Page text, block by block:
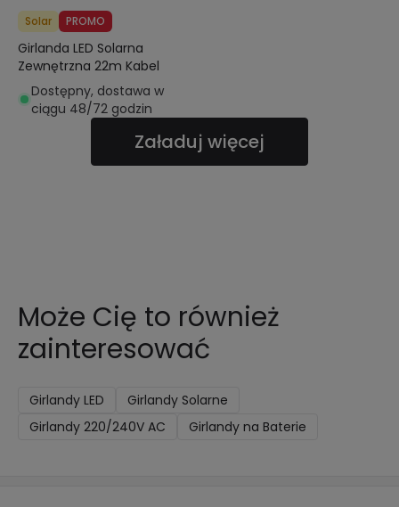
Solar
PROMO
Girlanda LED Solarna
Zewnętrzna 22m Kabel
Dostępny, dostawa w
ciągu 48/72 godzin
Załaduj więcej
Może Cię to również
zainteresować
Girlandy LED
Girlandy Solarne
Girlandy 220/240V AC
Girlandy na Baterie